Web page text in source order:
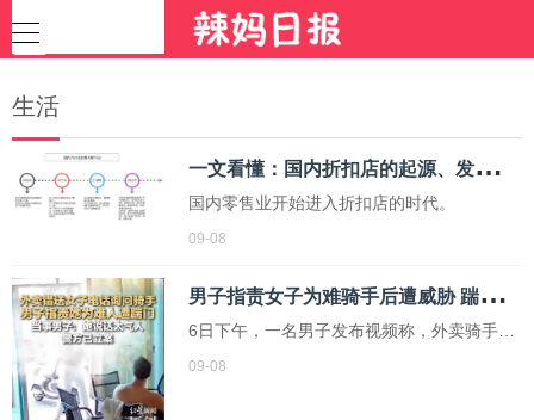
生活
一
文看懂：国内折扣店的起源、发展及主流模式
国内零售业开始进入折扣店的时代。
09-08
男
子指责女子为难骑手后遭威胁 踹门事件引发关注
6日下午，一名男子发布视频称，外卖骑手送
错餐被女子打电话指责，男子为骑手“打抱不
09-08